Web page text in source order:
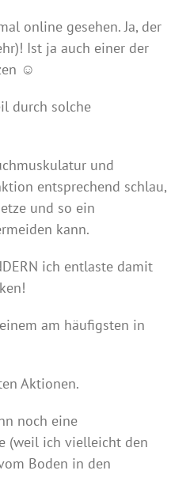
online gesehen. Ja, der
Ist ja auch einer der
☺
durch solche
und
entsprechend schlau,
und so ein
kann.
ich entlaste damit
am häufigsten in
Aktionen.
noch eine
(weil ich vielleicht den
Boden in den